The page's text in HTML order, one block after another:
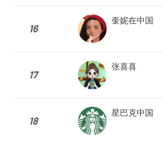
16
奎妮在中国
17
张喜喜
18
星巴克中国